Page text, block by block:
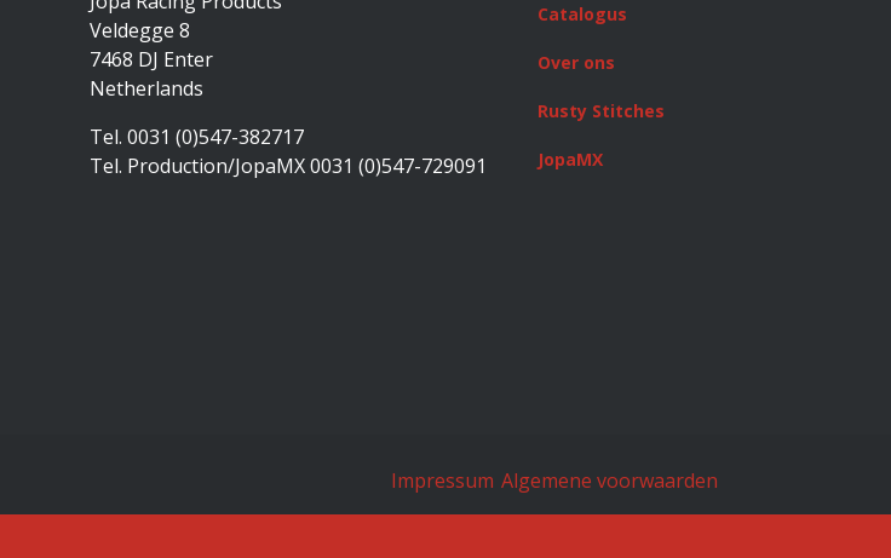
Veldegge 8
7468 DJ Enter
Netherlands
Tel. 0031 (0)547-382717
Tel. Production/JopaMX 0031 (0)547-729091
Catalogus
Over ons
Rusty Stitches
JopaMX
Algemene voorwaarden
Impressum